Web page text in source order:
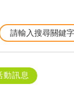
動訊息